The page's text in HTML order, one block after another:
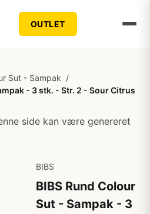
OUTLET
Sut - Sampak /
- 3 stk. - Str. 2 - Sour Citrus
side kan være genereret
BIBS
BIBS Rund Colour
Sut - Sampak - 3